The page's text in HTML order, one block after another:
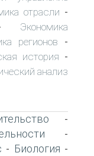
отрасли -
Экономика
регионов -
история -
анализ
-
-
- Биология -